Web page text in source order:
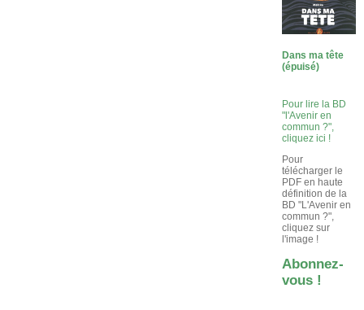
Dans ma tête
(épuisé)
Pour lire la BD
"l'Avenir en
commun ?",
cliquez ici !
Pour
télécharger le
PDF en haute
définition de la
BD "L'Avenir en
commun ?",
cliquez sur
l'image !
Abonnez-
vous !